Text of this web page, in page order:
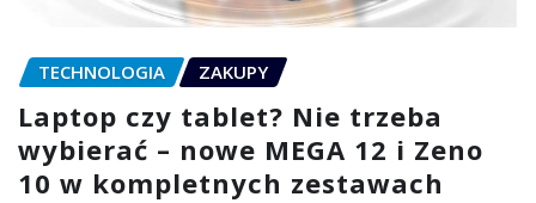
TECHNOLOGIA ZAKUPY
Laptop czy tablet? Nie trzeba
wybierać – nowe MEGA 12 i Zeno
10 w kompletnych zestawach